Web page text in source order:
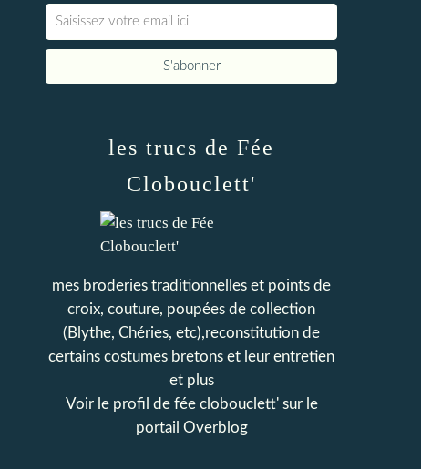
les trucs de Fée
Clobouclett'
mes broderies traditionnelles et points de
croix, couture, poupées de collection
(Blythe, Chéries, etc),reconstitution de
certains costumes bretons et leur entretien
et plus
Voir le profil de fée clobouclett'sur le
portail Overblog